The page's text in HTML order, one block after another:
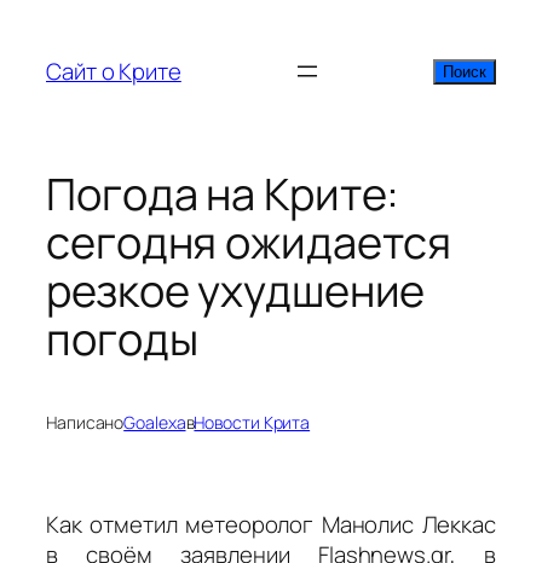
содержимому
Сайт о Крите Поиск
Поиск
Погода на Крите:
сегодня ожидается
резкое ухудшение
погоды
НаписаноGoalexaвНовости Крита
Как отметил метеоролог Манолис Леккас
в своём заявлении Flashnews.gr, в